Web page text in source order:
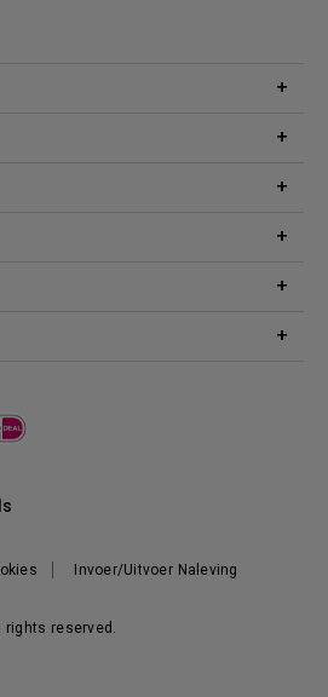
rights reserved.
Invoer/Uitvoer Naleving